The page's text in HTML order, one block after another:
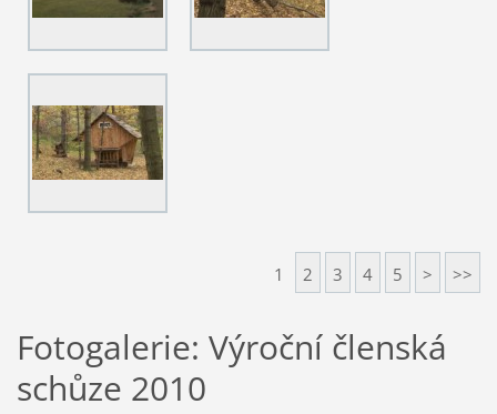
1 2 3 4 5 > >>
Fotogalerie: Výroční členská
schůze 2010